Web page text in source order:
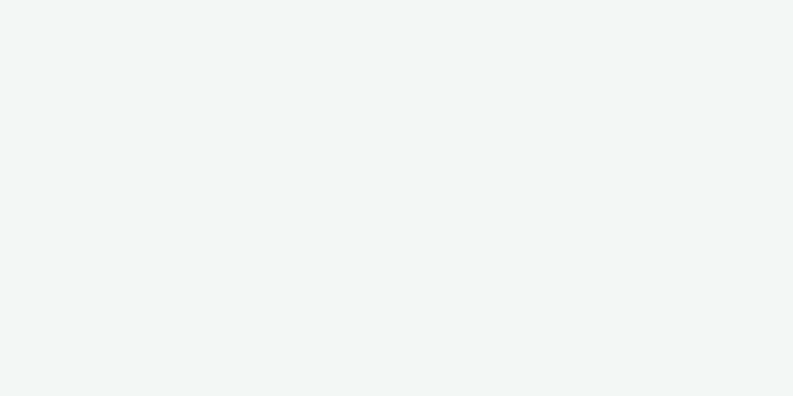
of Washington und Kolleg*innen. Ihre Ergebnisse veröffentlichten sie 2013 in der Fachzeitschrift
auf einen Zusammenhang zwischen Zuckerkonsum und Demenzrisiko.
Diabetiker
die Wahrscheinlichkeit beeinflusst, eine Demenzerkrankung zu entwickeln. Dazu untersuchten sie Daten
oder älter waren und keine Demenz-Diagnose hatten. Unter ihnen waren 232 Diabetiker. Eine der
vor Beginn mindestens fünf Messungen des Blutzuckerspiegels durchgeführt worden waren. Zudem musste
nach Studieneintritt erfolgen.
und über 10.200 HbA1c-Messungen aus. Der sogenannte HbA1c-Wert, der umgangssprachlich auch als
auf den durchschnittlichen Blutzuckerspiegel der vergangenen zwei bis drei Monate.